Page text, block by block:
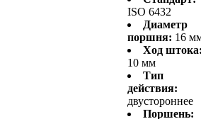
ISO 6432
Диаметр
поршня: 16
Ход
10 мм
Тип
действия:
двустороннее
Поршень: